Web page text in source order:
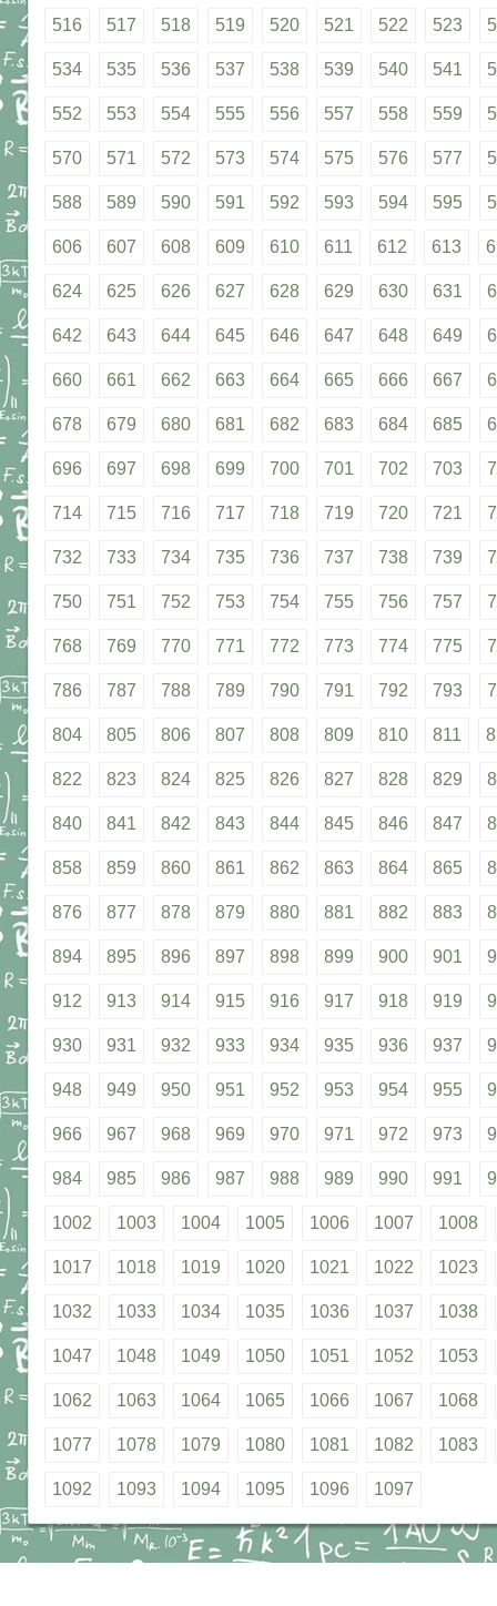
516 517 518 519 520 521 522 523
534 535 536 537 538 539 540 541
552 553 554 555 556 557 558 559
570 571 572 573 574 575 576 577
588 589 590 591 592 593 594 595
606 607 608 609 610 611 612 613
624 625 626 627 628 629 630 631
642 643 644 645 646 647 648 649
660 661 662 663 664 665 666 667
678 679 680 681 682 683 684 685
696 697 698 699 700 701 702 703
714 715 716 717 718 719 720 721
732 733 734 735 736 737 738 739
750 751 752 753 754 755 756 757
768 769 770 771 772 773 774 775
786 787 788 789 790 791 792 793
804 805 806 807 808 809 810 811
822 823 824 825 826 827 828 829
840 841 842 843 844 845 846 847
858 859 860 861 862 863 864 865
876 877 878 879 880 881 882 883
894 895 896 897 898 899 900 901
912 913 914 915 916 917 918 919
930 931 932 933 934 935 936 937
948 949 950 951 952 953 954 955
966 967 968 969 970 971 972 973
984 985 986 987 988 989 990 991
1002 1003 1004 1005 1006 1007 1008
1017 1018 1019 1020 1021 1022 1023
1032 1033 1034 1035 1036 1037 1038
1047 1048 1049 1050 1051 1052 1053
1062 1063 1064 1065 1066 1067 1068
1077 1078 1079 1080 1081 1082 1083
1092 1093 1094 1095 1096 1097